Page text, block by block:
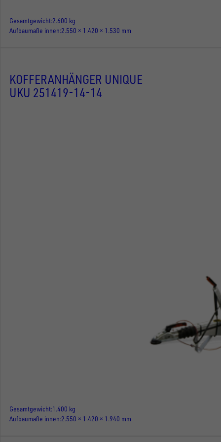
Gesamtgewicht 2.600 kg
Aufbaumaße innen 2.550 × 1.420 × 1.530 mm
KOFFERANHÄNGER UNIQUE
UKU 251419-14-14
Gesamtgewicht 1.400 kg
Aufbaumaße innen 2.550 × 1.420 × 1.940 mm